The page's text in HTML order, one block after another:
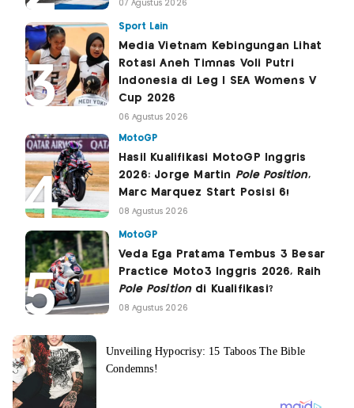
07 Agustus 2026
Sport Lain
Media Vietnam Kebingungan Lihat
Rotasi Aneh Timnas Voli Putri
Indonesia di Leg I SEA Womens V
Cup 2026
06 Agustus 2026
MotoGP
Hasil Kualifikasi MotoGP Inggris
2026: Jorge Martin Pole Position,
Marc Marquez Start Posisi 6!
08 Agustus 2026
MotoGP
Veda Ega Pratama Tembus 3 Besar
Practice Moto3 Inggris 2026, Raih
Pole Positiondi Kualifikasi?
08 Agustus 2026